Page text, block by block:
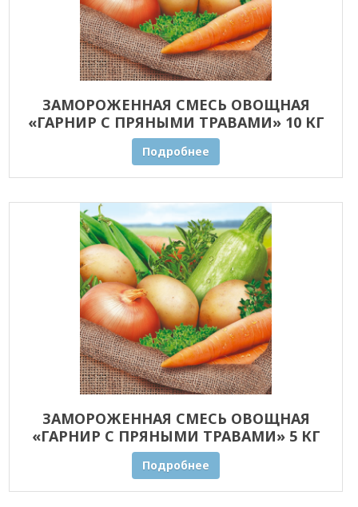
ЗАМОРОЖЕННАЯ СМЕСЬ ОВОЩНАЯ
«ГАРНИР С ПРЯНЫМИ ТРАВАМИ» 10 КГ
ОПТОМ
Подробнее
ЗАМОРОЖЕННАЯ СМЕСЬ ОВОЩНАЯ
«ГАРНИР С ПРЯНЫМИ ТРАВАМИ» 5 КГ
ОПТОМ
Подробнее